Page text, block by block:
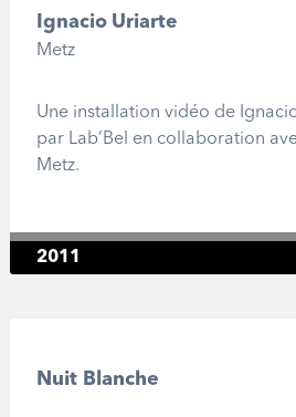
Ignacio Uriarte
Metz
Une installation vidéo de
par Lab’Bel en collaboration
Metz.
2011
Nuit Blanche